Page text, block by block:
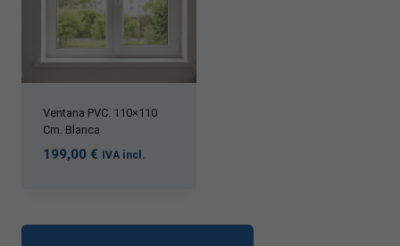
Ventana PVC. 110×110
Сm. Blanca
199,00 € IVA incl.